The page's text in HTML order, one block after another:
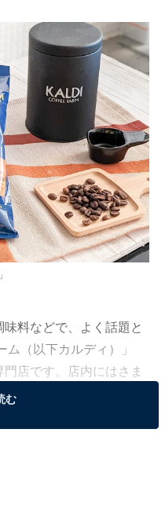
料などで、よく話題と
（以下カルディ）」
店です。店内にはさま
並び、「おいしい豆が
持を集めています。
む